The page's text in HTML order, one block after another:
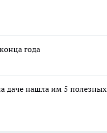
года
даче нашла им 5 полезных